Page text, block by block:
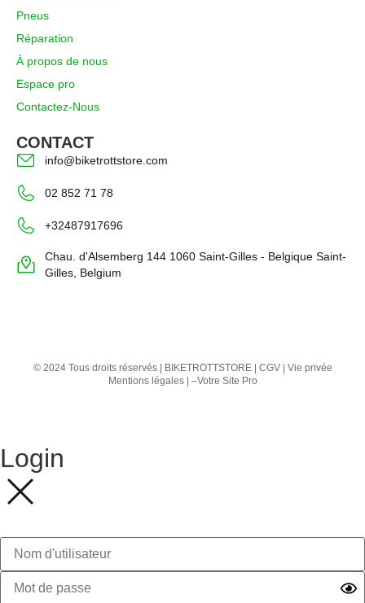
Pneus
Réparation
À propos de nous
Espace pro
Contactez-Nous
CONTACT
info@biketrottstore.com
02 852 71 78
+32487917696
Chau. d'Alsemberg 144 1060 Saint-Gilles - Belgique Saint-
Gilles, Belgium
© 2024 Tous droits réservés | BIKETROTTSTORE | CGV| Vie privée
Mentions légales| –Votre Site Pro
Login